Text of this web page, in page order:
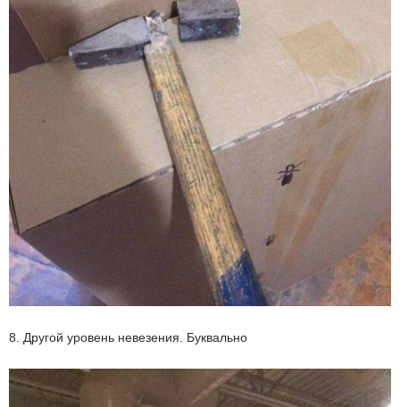
8. Другой уровень невезения. Буквально